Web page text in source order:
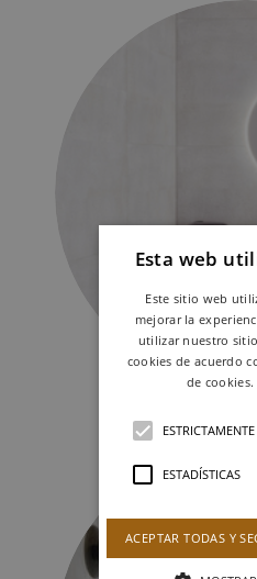
Esta web
Este sitio web
mejorar la
utilizar nuestro
cookies de acuerdo
de cookies.
ESTADÍSTICAS
ACEPTAR TODAS Y